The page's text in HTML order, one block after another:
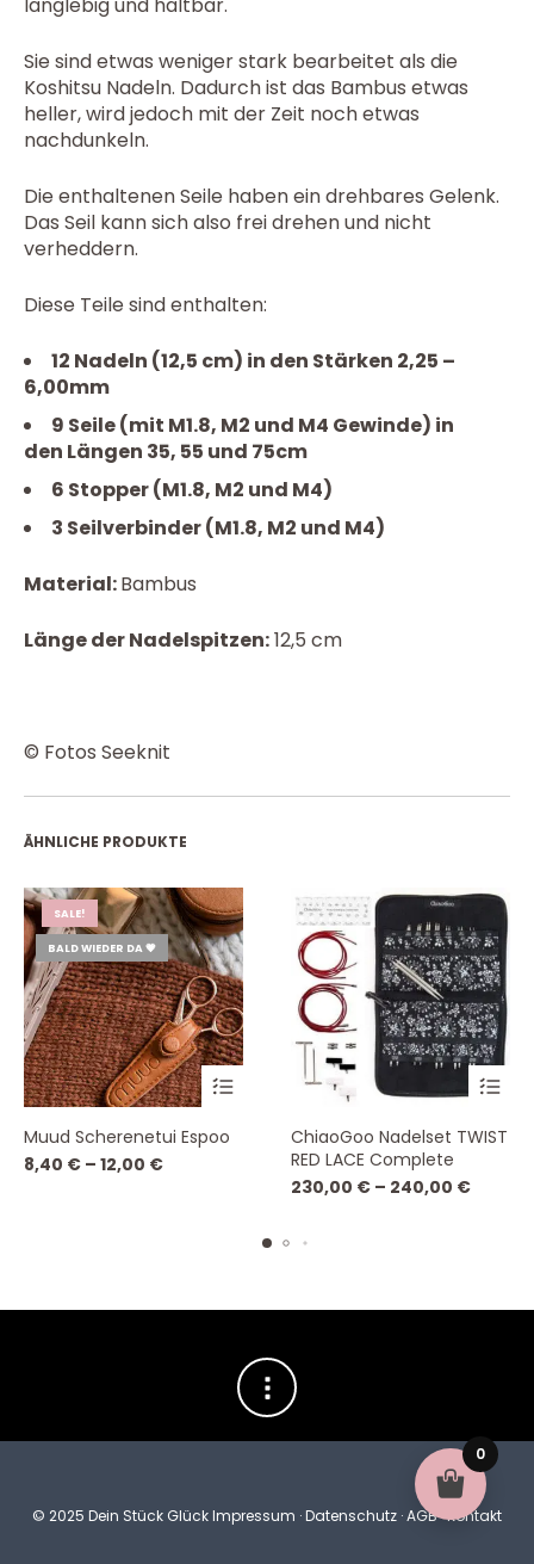
Sie sind etwas weniger stark bearbeitet als die
Koshitsu Nadeln. Dadurch ist das Bambus etwas
heller, wird jedoch mit der Zeit noch etwas
nachdunkeln.
Die enthaltenen Seile haben ein drehbares Gelenk.
Das Seil kann sich also frei drehen und nicht
verheddern.
Diese Teile sind enthalten:
12 Nadeln (12,5 cm) in den Stärken 2,25 –
6,00mm
9 Seile (mit M1.8, M2 und M4 Gewinde) in
den Längen 35, 55 und 75cm
6 Stopper (M1.8, M2 und M4)
3 Seilverbinder (M1.8, M2 und M4)
Material:Bambus
Länge der Nadelspitzen:12,5 cm
© Fotos Seeknit
ÄHNLICHE PRODUKTE
SALE!
BALD WIEDER DA 💗
Produkt
Produktseite
Muud Scherenetui Espoo
8,40 € – 12,00 €
ChiaoGoo Nadelset TWIST
RED LACE Complete
230,00 € – 240,00 €
© 2025 Dein Stück GlückImpressum ·Datenschutz ·AGB·Kontakt
0